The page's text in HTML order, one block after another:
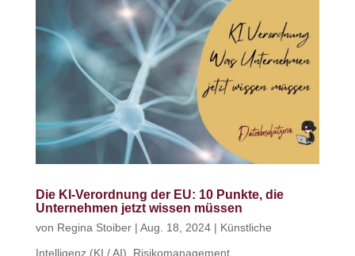
Die KI-Verordnung der EU: 10 Punkte, die
Unternehmen jetzt wissen müssen
von Regina Stoiber| Aug. 18, 2024| Künstliche
Intelligenz (KI / AI)
Risikomanagement